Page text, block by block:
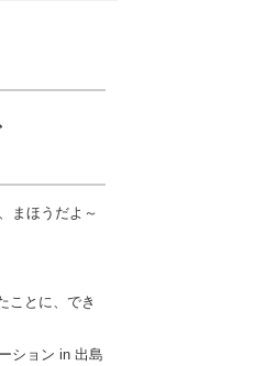
まほうだよ～
ことに、でき
ション in 出島